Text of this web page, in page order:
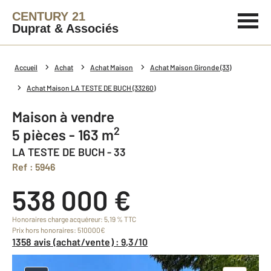
CENTURY 21
Duprat & Associés
Accueil Achat Achat Maison Achat Maison Gironde (33)
Achat Maison LA TESTE DE BUCH (33260)
Maison à vendre
5 pièces - 163 m2
LA TESTE DE BUCH - 33
Ref : 5946
538 000 €
Honoraires charge acquéreur: 5,19 % TTC
Prix hors honoraires: 510000€
1358 avis (achat/vente) : 9,3/10